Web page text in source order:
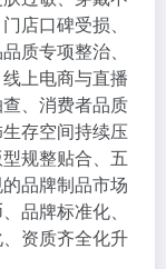
店口碑受损、
质专项整治、
上电商与直播
、消费者品质
存空间持续压
规整贴合、五
品牌制品市场
品牌标准化、
资质齐全化升